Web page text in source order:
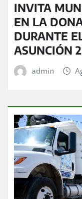
INVITA
EN LA
DURANTE
ASUNCIÓN
admin